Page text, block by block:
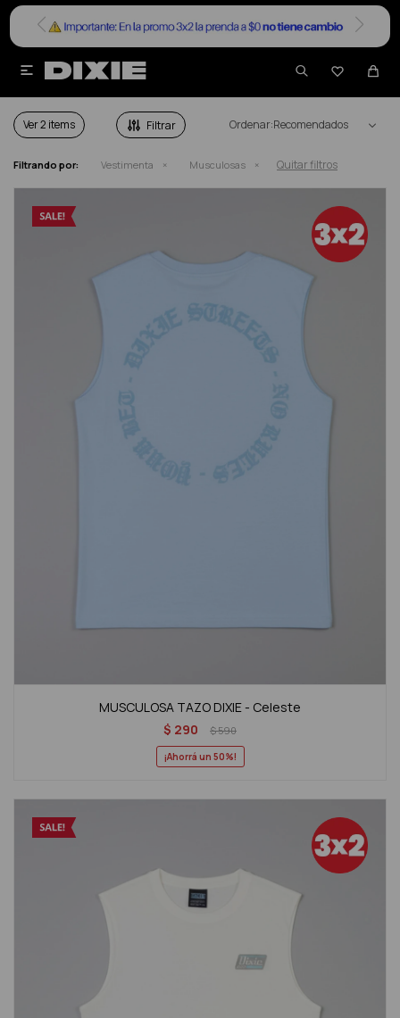


MUSCULOSAS EN SALE
Ver Recomendados
Filtrando por: Vestimenta Musculosas Quitar filtros
MUSCULOSA TAZO DIXIE - Celeste
$ 290 $590
50